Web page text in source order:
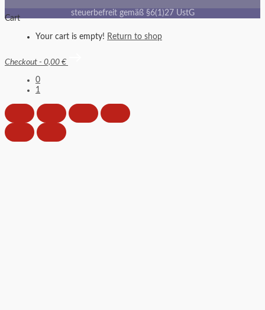
steuerbefreit gemäß §6(1)27 UstG
Cart
Your cart is empty! Return to shop
Checkout - 0,00 €
0
1